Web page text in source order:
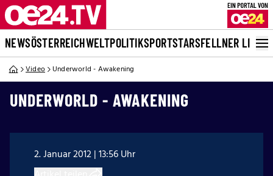
NEWSÖSTERREICHWELTPOLITIKSPORTSTARSFELLNER LIVE
Video Underworld - Awakening
UNDERWORLD - AWAKENING
2. Januar 2012 | 13:56 Uhr